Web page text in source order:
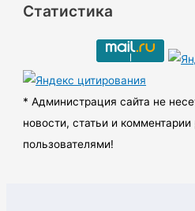
х
ы
Статистика
* Администрация сайта не
новости, статьи и
пользователями!